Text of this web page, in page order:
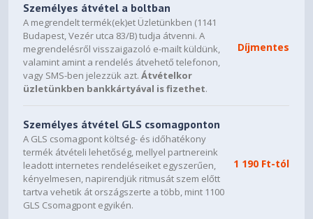
Töltő teljesítmény
280 watt
Alapadatok
Gamer Igen
Audió
Hangszóró
Sztereó
Mikrofon
Igen
Egyéb adatok
Billentyűzet Magyar
Egyéb funkciók
Személyes átvétel a boltban
A megrendelt termék(ek)et Üzletünkben (1141
Budapest, Vezér utca 83/B) tudja átvenni. A
megrendelésről visszaigazoló e-mailt küldünk,
valamint amint a rendelés átvehető telefonon,
vagy SMS-ben jelezzük azt.Átvételkor
üzletünkben bankkártyával is fizethet.
Díjmentes
Személyes átvétel GLS csomagponton
A GLS csomagpont költség- és időhatékony
termék átvételi lehetőség, mellyel partnereink
leadott internetes rendeléseiket egyszerűen,
kényelmesen, napirendjük ritmusát szem előtt
tartva vehetik át országszerte a több, mint 1100
GLS Csomagpont egyikén.
1 190 Ft-tól